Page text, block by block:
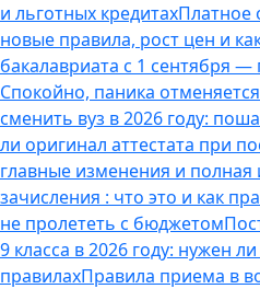
и льготных кредитахПлатное
новые правила, рост цен и
бакалавриата с 1 сентября
Спокойно, паника отменяется
сменить вуз в 2026 году:
ли оригинал аттестата при
главные изменения и полная
зачисления : что это и как
не пролететь с бюджетом
9 класса в 2026 году: нужен
правилахПравила приема в